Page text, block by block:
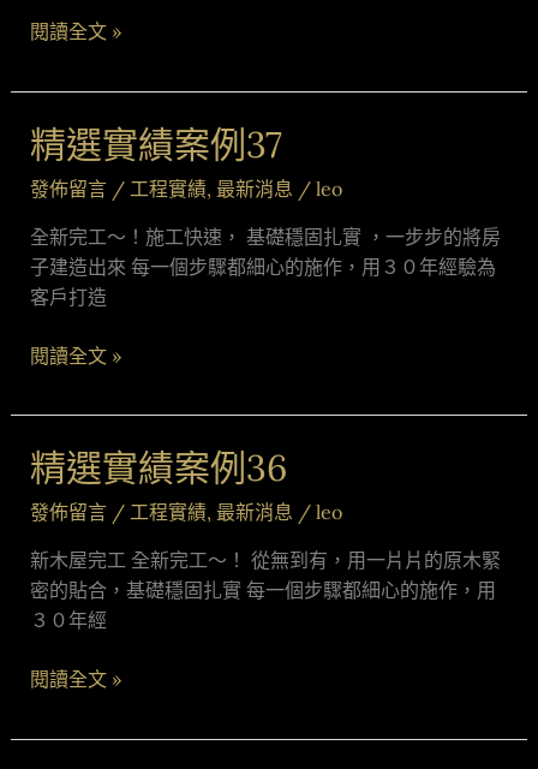
閱讀全文 »
精選實績案例37
發佈留言 / 工程實績, 最新消息 / leo
全新完工～！施工快速， 基礎穩固扎實 ，一步步的將房
子建造出來 每一個步驟都細心的施作，用３０年經驗為
客戶打造
精
選
實
績
案
例
37
閱讀全文 »
精選實績案例36
發佈留言 / 工程實績, 最新消息 / leo
新木屋完工 全新完工～！ 從無到有，用一片片的原木緊
密的貼合，基礎穩固扎實 每一個步驟都細心的施作，用
３０年經
精
選
實
績
案
例
閱讀全文 »